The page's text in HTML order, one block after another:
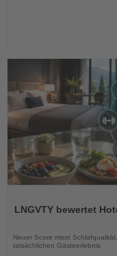
dieLNGVTY bewertet
Neuer Score misst
tatsächlichen Gästeerlebnis